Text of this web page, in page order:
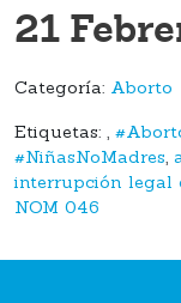
21
Categoría: Aborto
Etiquetas: ,
#NiñasNoMadres,
interrupción legal
NOM 046